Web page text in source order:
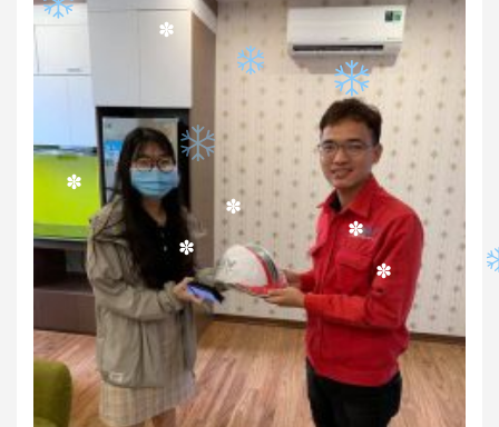
✽
✽
✽
✽
✽